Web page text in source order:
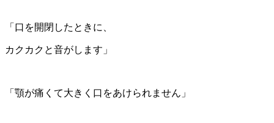
「口を開閉したときに、
カクカクと音がします」
「顎が痛くて大きく口をあけられません」